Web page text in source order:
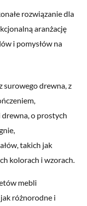
rozwiązanie dla
aranżację
i pomysłów na
surowego drewna, z
drewna, o prostych
takich jak
kolorach i wzorach.
mebli
różnorodne i